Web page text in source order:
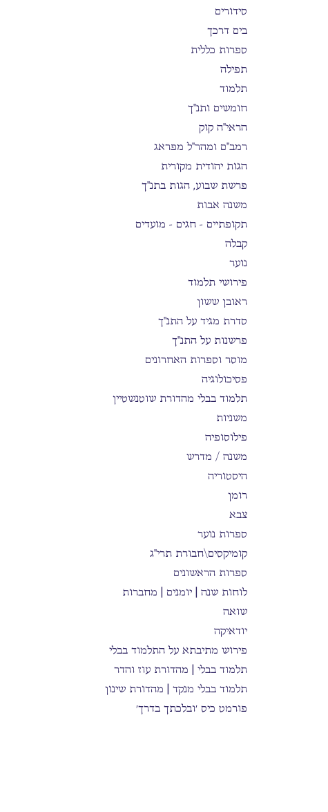
סידורים
בים דרכך
ספרות כללית
תפילה
תלמוד
חומשים ותנ"ך
הראי"ה קוק
רמב"ם ומהר"ל מפראג
הגות יהודית מקורית
פרשת שבוע, הגות בתנ"ך
משנה אבות
תקופתיים - חגים - מועדים
קבלה
נוער
פירושי תלמוד
ראובן ששון
סדרת מגיד על התנ"ך
פרשנות על התנ"ך
מוסר וספרות האחרונים
פסיכולוגיה
תלמוד בבלי מהדורת שוטנשטיין
משניות
פילוסופיה
משנה / מדרש
היסטוריה
רומן
צבא
ספרות נוער
קומיקסים\חבורת תרי"ג
ספרות הראשונים
לוחות שנה | יומנים | מחברות
שואה
יודאיקה
פירוש מתיבתא על התלמוד בבלי
תלמוד בבלי | מהדורת עוז והדר
תלמוד בבלי מנקד | מהדורת שינון
פורמט כיס ׳ובלכתך בדרך׳